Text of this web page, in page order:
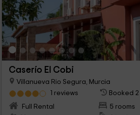
Caserío El Cobi
Villanueva Rio Segura, Murcia
1 reviews
Booked
Full Rental
5 rooms